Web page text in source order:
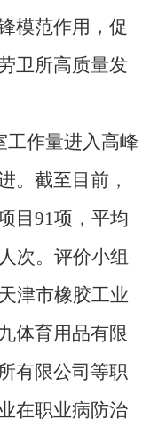
模范作用，促
卫所高质量发
工作量进入 高峰
。截至目前 ，
目91项，平均
次。评价小组
津市橡胶工业
体育用品有限
有限公司等职
在职业病防治